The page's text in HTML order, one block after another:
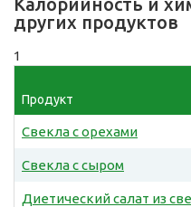
других продуктов
1
Продукт
Свекла с орехами
Свекла с сыром
Диетический салат из све